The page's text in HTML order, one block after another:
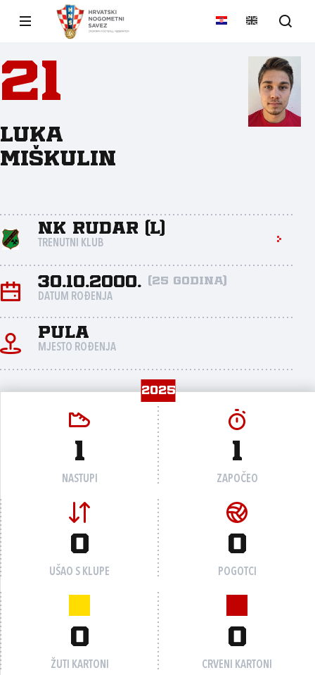
21
Luka
Miškulin
NK Rudar (L)
TRENUTNI KLUB
30.10.2000. (25 godina)
DATUM ROĐENJA
Pula
MJESTO ROĐENJA
2025
1
NASTUPI
1
ZAPOČEO
0
UŠAO S KLUPE
0
POGOTCI
0
ŽUTI KARTONI
0
CRVENI KARTONI